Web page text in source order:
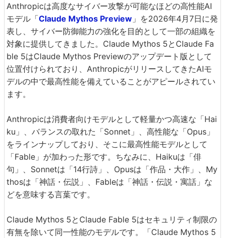
Anthropicは高度なサイバー攻撃が可能なほどの高性能AI
モデル「Claude Mythos Preview 」を2026年4月7日に発
表し、サイバー防御能力の強化を目的として一部の組織を
対象に提供してきました。Claude Mythos 5とClaude Fa
ble 5はClaude Mythos Previewのアップデート版として
位置付けられており、AnthropicがリリースしてきたAIモ
デルの中で最高性能を備えていることがアピールされてい
ます。
Anthropicは消費者向けモデルとして軽量かつ高速な「Hai
ku」、バランスの取れた「Sonnet」、高性能な「Opus」
をラインナップしており、そこに最高性能モデルとして
「Fable」が加わった形です。ちなみに、Haikuは「俳
句」、Sonnetは「14行詩」、Opusは「作品・大作」、My
thosは「神話・伝説」、Fableは「神話・伝説・寓話」な
どを意味する言葉です。
Claude Mythos 5とClaude Fable 5はセキュリティ制限の
有無を除いて同一性能のモデルです。「Claude Mythos 5